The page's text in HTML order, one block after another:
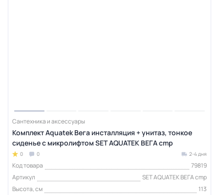
Сантехника и аксессуары
Комплект Aquatek Вега инсталляция + унитаз, тонкое
сиденье с микролифтом SET AQUATEK ВЕГА cmp
0 0 2-4 дня
Код товара
79819
Артикул
SET AQUATEK ВЕГА cmp
Высота, см
113